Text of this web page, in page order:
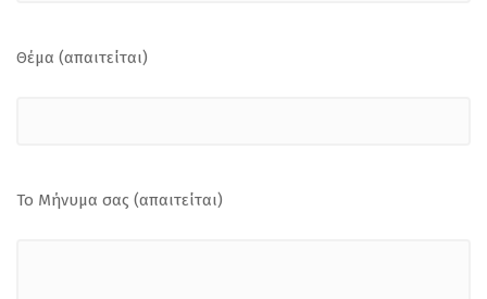
Θέμα (απαιτείται)
Το Μήνυμα σας (απαιτείται)